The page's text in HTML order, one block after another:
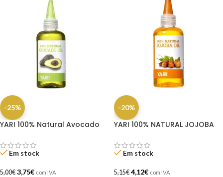
-25%
YARI 100% Natural Avocado
Em stock
5,00€ 3,75€ com IVA
-20%
YARI 100% NATURAL JOJOBA
Em stock
5,15€ 4,12€ com IVA